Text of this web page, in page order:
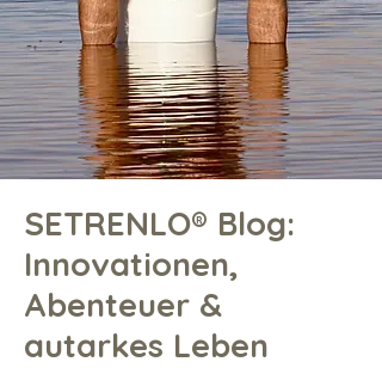
SETRENLO® Blog:
Innovationen,
Abenteuer &
autarkes Leben